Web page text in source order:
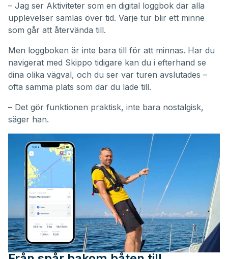
– Jag ser Aktiviteter som en digital loggbok där alla
upplevelser samlas över tid. Varje tur blir ett minne
som går att återvända till.
Men loggboken är inte bara till för att minnas. Har du
navigerat med Skippo tidigare kan du i efterhand se
dina olika vägval, och du ser var turen avslutades –
ofta samma plats som där du lade till.
– Det gör funktionen praktisk, inte bara nostalgisk,
säger han.